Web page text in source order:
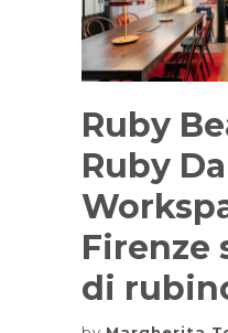
Ruby
Ruby
Firenze
di